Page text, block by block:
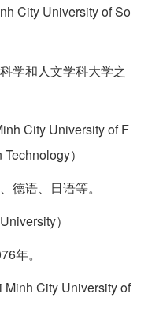
City University of So
学和人文学科大学之
City University of F
）
德语、日语等。
）
年。
City University of